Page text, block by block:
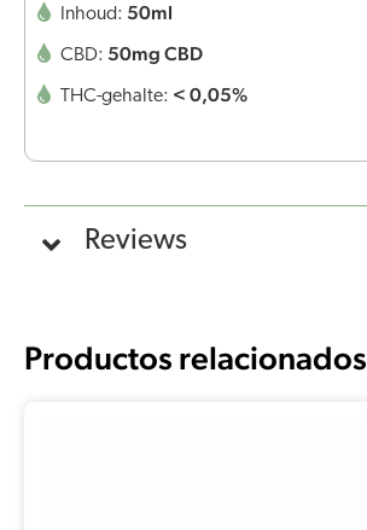
Inhoud: 50ml
CBD: 50mg CBD
THC-gehalte: < 0,05%
Reviews
Productos relacionados